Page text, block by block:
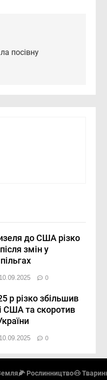
посівну
до США різко
змін у
10.09.2025 0
р різко збільшив
США та скоротив
10.09.2025 0
🌽 Рослинництво🐽